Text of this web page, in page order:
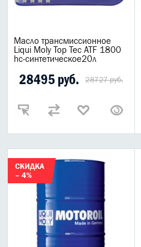
Масло трансмиссионное
Liqui Moly Top Tec ATF 1800
hc-синтетическое20л
28495 руб. 28727 руб.
СКИДКА
– 4%